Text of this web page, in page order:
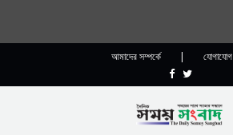
আমাদের সম্পর্কে | যোগাযোগ